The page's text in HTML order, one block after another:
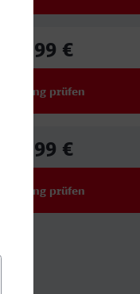
46,99 €
prüfen
27,99 €
prüfen